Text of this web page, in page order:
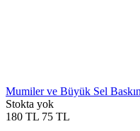
Mumiler ve Büyük Sel
Stokta yok
180 TL 75 TL